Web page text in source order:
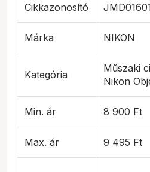
Cikkazonosító
Márka NIKON
Kategória
Műszaki
Nikon
Min. ár 8 900 Ft
Max. ár 9 495 Ft